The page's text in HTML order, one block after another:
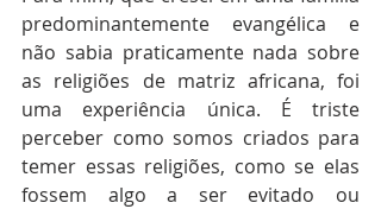
predominantemente evangélica e
não sabia praticamente nada sobre
as religiões de matriz africana, foi
uma experiência única. É triste
perceber como somos criados para
temer essas religiões, como se elas
fossem algo a ser evitado ou